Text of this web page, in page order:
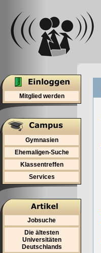
Mitglied werden
Gymnasien
Ehemaligen-Suche
Klassentreffen
Services
Jobsuche
Die ältesten
Universitäten
Deutschlands